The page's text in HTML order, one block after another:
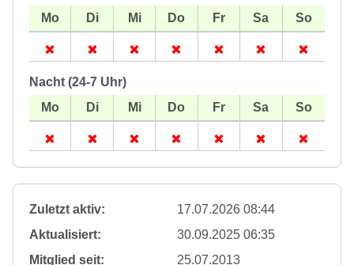
Nacht (24-7 Uhr)
Zuletzt aktiv:
17.07.2026 08:44
Aktualisiert:
30.09.2025 06:35
Mitglied seit:
25.07.2013